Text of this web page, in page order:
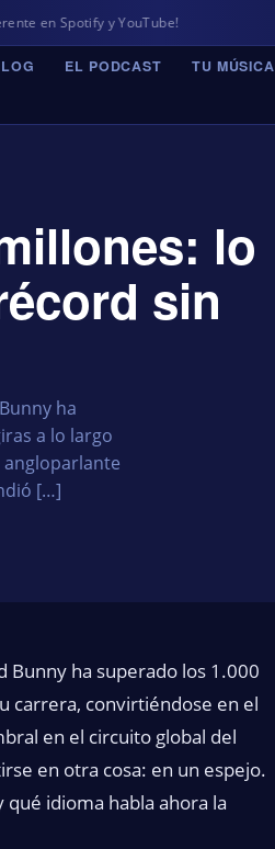
y YouTube!
EL PODCAST TU MÚSICA
lo
sin
ha
a lo largo
[…]
Bunny ha superado los 1.000
carrera, convirtiéndose en el
en el circuito global del
en otra cosa: en un espejo.
qué idioma habla ahora la